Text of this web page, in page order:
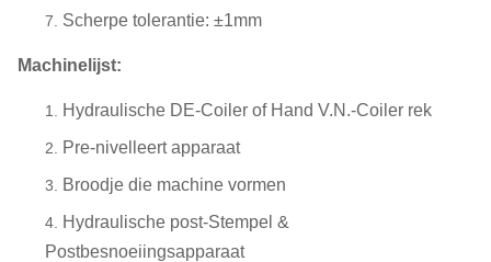
Scherpe tolerantie: ±1mm
Machinelijst:
Hydraulische DE-Coiler of Hand V.N.-Coiler rek
Pre-nivelleert apparaat
Broodje die machine vormen
Hydraulische post-Stempel &
Postbesnoeiingsapparaat